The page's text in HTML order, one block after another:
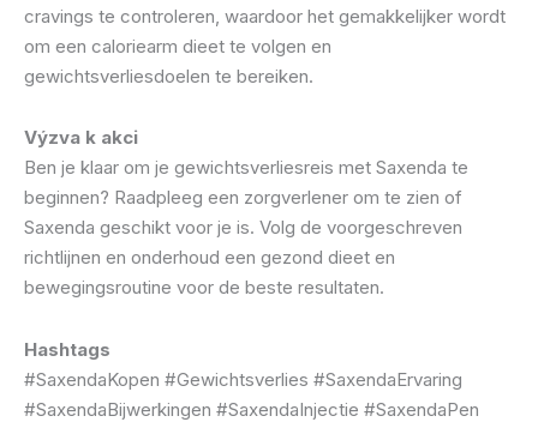
cravings te controleren, waardoor het gemakkelijker wordt
om een caloriearm dieet te volgen en
gewichtsverliesdoelen te bereiken.
Výzva k akci
Ben je klaar om je gewichtsverliesreis met Saxenda te
beginnen? Raadpleeg een zorgverlener om te zien of
Saxenda geschikt voor je is. Volg de voorgeschreven
richtlijnen en onderhoud een gezond dieet en
bewegingsroutine voor de beste resultaten.
Hashtags
#SaxendaKopen #Gewichtsverlies #SaxendaErvaring
#SaxendaBijwerkingen #SaxendaInjectie #SaxendaPen